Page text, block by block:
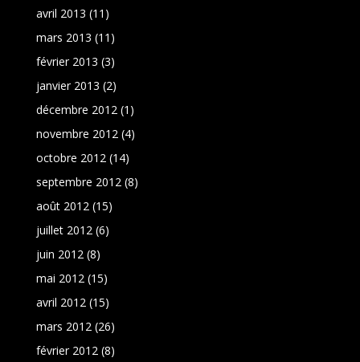
avril 2013 (11)
mars 2013 (11)
février 2013 (3)
janvier 2013 (2)
décembre 2012(1)
novembre 2012(4)
octobre 2012(14)
septembre 2012(8)
août 2012(15)
juillet 2012(6)
juin 2012(8)
mai 2012(15)
avril 2012(15)
mars 2012(26)
février 2012(8)